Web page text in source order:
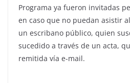
Programa ya fueron invitadas
en caso que no puedan asistir
un escribano público, quien
sucedido a través de un acta,
remitida vía e-mail.